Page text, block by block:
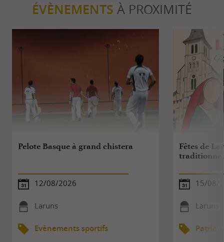
ÉVÈNEMENTS À PROXIMITÉ
Pelote Basque à grand chistera
12/08/2026
Laruns
Evènements sportifs
Fêtes de
15/08/
Laruns